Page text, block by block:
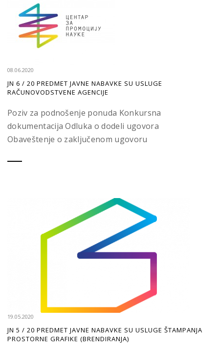
08.06.2020
JN 6 / 20 PREDMET JAVNE NABAVKE SU USLUGE
RAČUNOVODSTVENE AGENCIJE
Poziv za podnošenje ponuda Konkursna
dokumentacija Odluka o dodeli ugovora
Obaveštenje o zaključenom ugovoru
19.05.2020
JN 5 / 20 PREDMET JAVNE NABAVKE SU USLUGE ŠTAMPANJA
PROSTORNE GRAFIKE (BRENDIRANJA)